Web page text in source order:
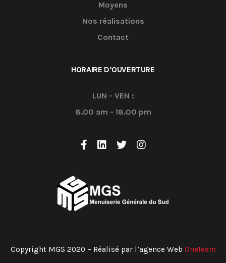
Moyens
Nos réalisations
Contact
HORAIRE D’OUVERTURE
LUN - VEN :
8.00 am - 18.00 pm
Copyright MGS 2020 – Réalisé par l’agence Web OneTeam